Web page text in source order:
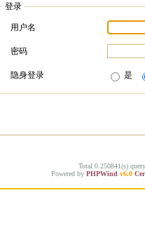
登录
用户名
密码
隐身登录 是
Total 0.250841(s)
Powered by PHPWind v6.0